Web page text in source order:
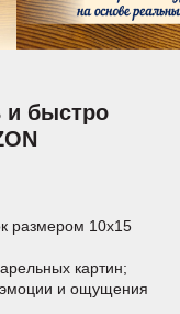
и быстро
размером 10х15
картин;
и ощущения